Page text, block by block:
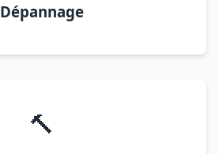
Dépannage
🔨